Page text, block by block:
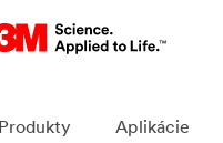
Produkty Aplikácie